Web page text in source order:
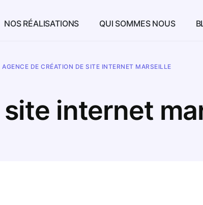
NOS RÉALISATIONS QUI SOMMES NOUS
internet
AGENCE DE CRÉATION DE SITE INTERNET MARSEILLE